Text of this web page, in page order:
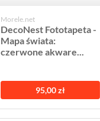
Morele.net
DecoNest Fototapeta -
Mapa świata:
czerwone akware...
95,00 zł